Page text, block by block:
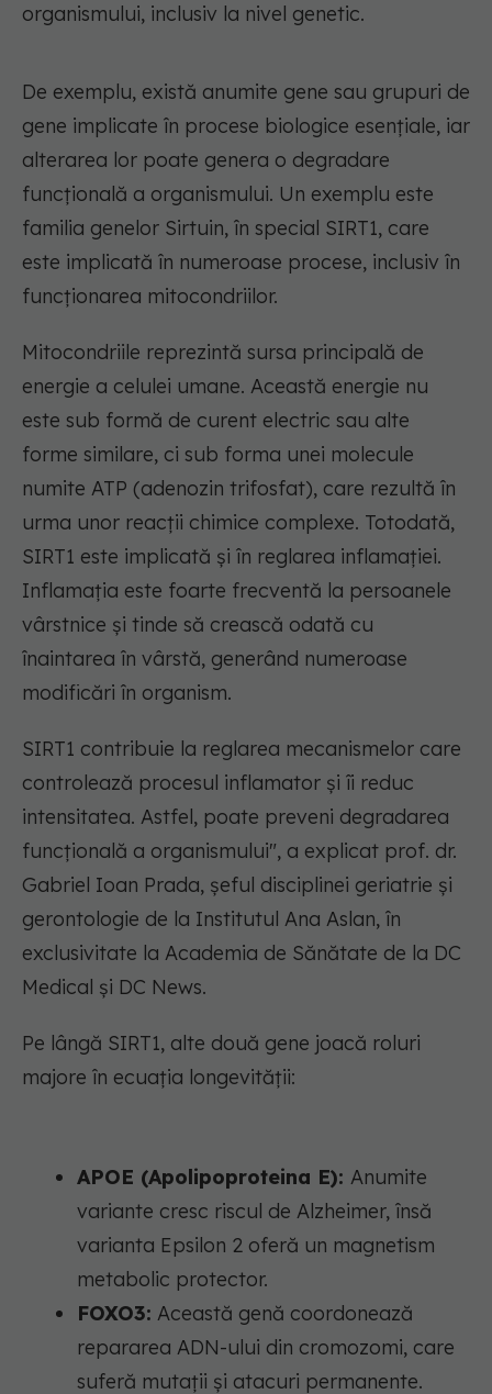
organismului, inclusiv la nivel genetic.
De exemplu, există anumite gene sau grupuri de
gene implicate în procese biologice esențiale, iar
alterarea lor poate genera o degradare
funcțională a organismului. Un exemplu este
familia genelor Sirtuin, în special SIRT1, care
este implicată în numeroase procese, inclusiv în
funcționarea mitocondriilor.
Mitocondriile reprezintă sursa principală de
energie a celulei umane. Această energie nu
este sub formă de curent electric sau alte
forme similare, ci sub forma unei molecule
numite ATP (adenozin trifosfat), care rezultă în
urma unor reacții chimice complexe. Totodată,
SIRT1 este implicată și în reglarea inflamației.
Inflamația este foarte frecventă la persoanele
vârstnice și tinde să crească odată cu
înaintarea în vârstă, generând numeroase
modificări în organism.
SIRT1 contribuie la reglarea mecanismelor care
controlează procesul inflamator și îi reduc
intensitatea. Astfel, poate preveni degradarea
funcțională a organismului", a explicat prof. dr.
Gabriel Ioan Prada, șeful disciplinei geriatrie și
gerontologie de la Institutul Ana Aslan, în
exclusivitate la Academia de Sănătate de la DC
Medical și DC News.
Pe lângă SIRT1, alte două gene joacă roluri
majore în ecuația longevității:
APOE (Apolipoproteina E): Anumite
variante cresc riscul de Alzheimer, însă
varianta Epsilon 2 oferă un magnetism
metabolic protector.
FOXO3: Această genă coordonează
repararea ADN-ului din cromozomi, care
suferă mutații și atacuri permanente.